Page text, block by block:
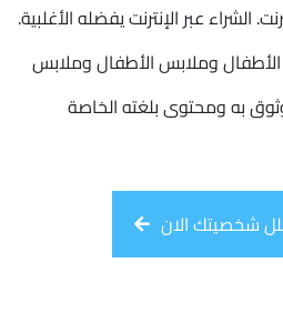
الشراء عبر الإنترنت يفضله الأغلبية.
وملابس الأطفال وملابس
به ومحتوى بلغته الخاصة
شخصيتك الان